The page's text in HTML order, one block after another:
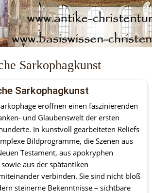
Sarkophagkunst
Sarkophagkunst
eröffnen einen faszinierenden
und Glaubenswelt der ersten
In kunstvoll gearbeiteten Reliefs
Bildprogramme, die Szenen aus
Testament, aus apokryphen
aus der spätantiken
verbinden. Sie sind nicht bloß
steinerne Bekenntnisse – sichtbare